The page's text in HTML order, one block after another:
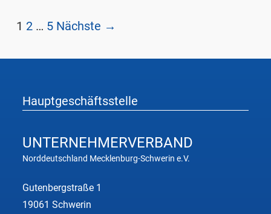
1 2 … 5 Nächste →
Hauptgeschäftsstelle
UNTERNEHMERVERBAND
Norddeutschland Mecklenburg-Schwerin e.V.
Gutenbergstraße 1
19061 Schwerin